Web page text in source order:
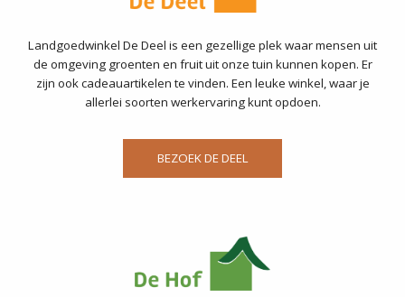
Landgoedwinkel De Deel is een gezellige plek waar mensen uit
de omgeving groenten en fruit uit onze tuin kunnen kopen. Er
zijn ook cadeauartikelen te vinden. Een leuke winkel, waar je
allerlei soorten werkervaring kunt opdoen.
BEZOEK DE DEEL